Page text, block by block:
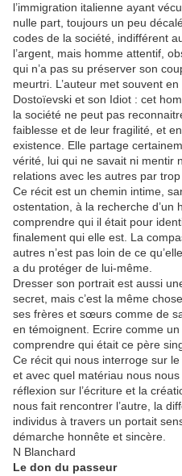
l’immigration italienne ayant
nulle part, toujours un peu
codes de la société, indifférent
l’argent, mais homme attentif,
qui n’a pas su préserver son
meurtri. L’auteur met souvent
Dostoïevski et son Idiot : cet
la société ne peut pas
faiblesse et de leur fragilité, et
existence. Elle partage
vérité, lui qui ne savait ni mentir
relations avec les autres par trop
Ce récit est un chemin intime,
ostentation, à la recherche d’un
comprendre qui il était pour
finalement qui elle est. La
autres n’est pas loin de ce
a du protéger de lui-même.
Dresser son portrait est aussi
secret, mais c’est la même
ses frères et sœurs comme de
en témoignent. Ecrire comme
comprendre qui était ce père
Ce récit qui nous interroge sur
et avec quel matériau nous
réflexion sur l’écriture et la
nous fait rencontrer l’autre, la
individus à travers un portait
démarche honnête et sincère.
N Blanchard
Le don du passeur